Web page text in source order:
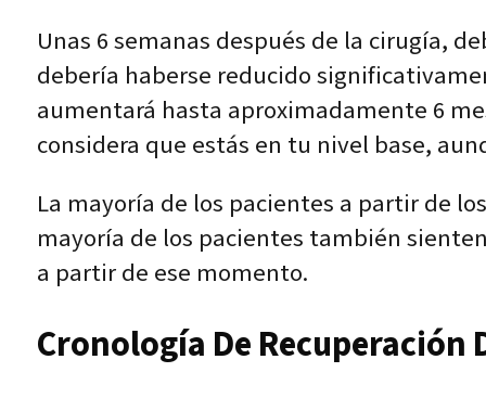
Unas 6 semanas después de la cirugía,
debería haberse reducido
aumentará hasta aproximadamente 6
considera que estás en tu nivel base,
La mayoría de los pacientes a partir de
mayoría de los pacientes también
a partir de ese momento.
Cronología De Recuperación